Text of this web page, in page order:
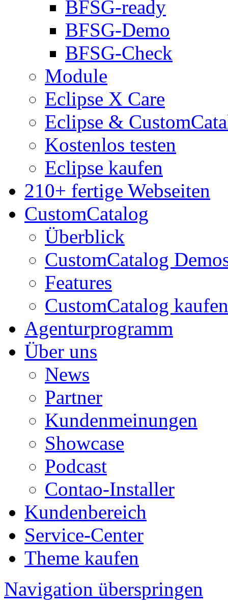
BFSG-ready
BFSG-Demo
BFSG-Check
Module
Eclipse X Care
Eclipse &
Kostenlos testen
Eclipse kaufen
210+ fertige Webseiten
CustomCatalog
Überblick
CustomCatalog
Features
CustomCatalog kaufen
Agenturprogramm
Über uns
News
Partner
Kundenmeinungen
Showcase
Podcast
Contao-Installer
Kundenbereich
Service-Center
Theme kaufen
Navigation überspringen